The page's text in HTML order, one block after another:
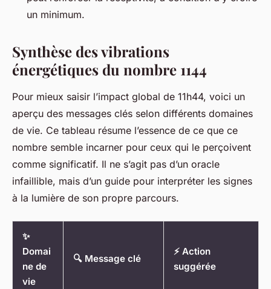
un minimum.
Synthèse des vibrations
énergétiques du nombre 1144
Pour mieux saisir l’impact global de 11h44, voici un
aperçu des messages clés selon différents domaines
de vie. Ce tableau résume l’essence de ce que ce
nombre semble incarner pour ceux qui le perçoivent
comme significatif. Il ne s’agit pas d’un oracle
infaillible, mais d’un guide pour interpréter les signes
à la lumière de son propre parcours.
✨
Domai
ne de
vie
🔍 Message clé
⚡ Action
suggérée